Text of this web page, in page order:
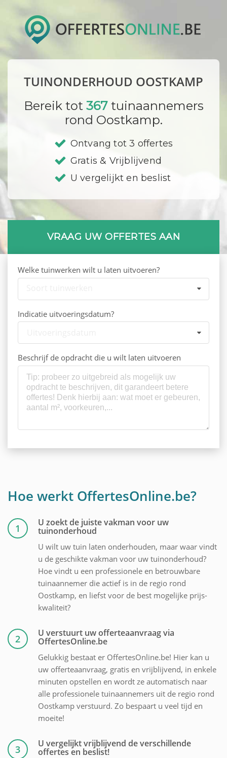
TUINONDERHOUD OOSTKAMP
Bereik tot 367tuinaannemers
rond Oostkamp.
Ontvang tot 3 offertes
Gratis & Vrijblijvend
U vergelijkt en beslist
VRAAG UW OFFERTES AAN
Welke tuinwerken wilt u laten uitvoeren?
Indicatie uitvoeringsdatum?
Beschrijf de opdracht die u wilt laten uitvoeren
Hoe werkt OffertesOnline.be?
1 U zoekt de juiste vakman voor uw
tuinonderhoud
U wilt uw tuin laten onderhouden, maar waar vindt
u de geschikte vakman voor uw tuinonderhoud?
Hoe vindt u een professionele en betrouwbare
tuinaannemer die actief is in de regio rond
Oostkamp, en liefst voor de best mogelijke prijs-
kwaliteit?
2 U verstuurt uw offerteaanvraag via
OffertesOnline.be
Gelukkig bestaat er OffertesOnline.be! Hier kan u
uw offerteaanvraag, gratis en vrijblijvend, in enkele
minuten opstellen en wordt ze automatisch naar
alle professionele tuinaannemers uit de regio rond
Oostkamp verstuurd. Zo bespaart u veel tijd en
moeite!
3 U vergelijkt vrijblijvend de verschillende
offertes en beslist!